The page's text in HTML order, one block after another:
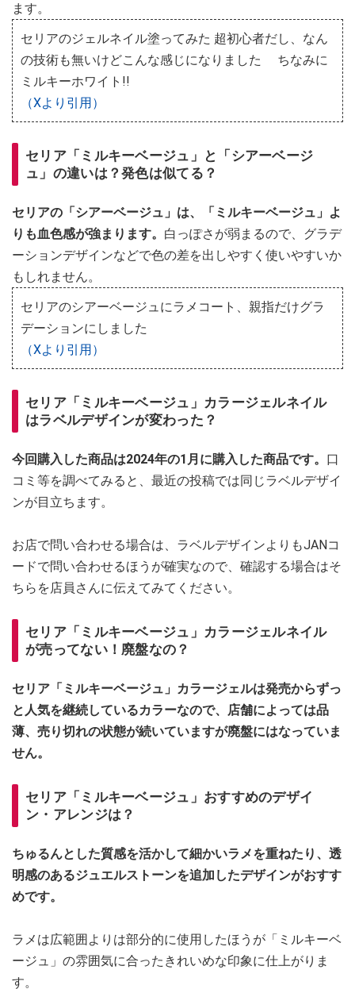
ます。
セリアのジェルネイル塗ってみた 超初心者だし、なん
の技術も無いけどこんな感じになりました ちなみに
ミルキーホワイト!!
（Xより引用）
セリア「ミルキーベージュ」と「シアーベージ
ュ」の違いは？発色は似てる？
セリアの「シアーベージュ」は、「ミルキーベージュ」よ
りも血色感が強まります。 白っぽさが弱まるので、グラデ
ーションデザインなどで色の差を出しやすく使いやすいか
もしれません。
セリアのシアーベージュにラメコート、親指だけグラ
デーションにしました
（Xより引用）
セリア「ミルキーベージュ」カラージェルネイル
はラベルデザインが変わった？
今回購入した商品は2024年の1月に購入した商品です。 口
コミ等を調べてみると、最近の投稿では同じラベルデザイ
ンが目立ちます。
お店で問い合わせる場合は、ラベルデザインよりもJANコ
ードで問い合わせるほうが確実なので、確認する場合はそ
ちらを店員さんに伝えてみてください。
セリア「ミルキーベージュ」カラージェルネイル
が売ってない！廃盤なの？
セリア「ミルキーベージュ」カラージェルは発売からずっ
と人気を継続しているカラーなので、店舗によっては品
薄、売り切れの状態が続いていますが廃盤にはなっていま
せん。
セリア「ミルキーベージュ」おすすめのデザイ
ン・アレンジは？
ちゅるんとした質感を活かして細かいラメを重ねたり、透
明感のあるジュエルストーンを追加したデザインがおすす
めです。
ラメは広範囲よりは部分的に使用したほうが「ミルキーベ
ージュ」の雰囲気に合ったきれいめな印象に仕上がりま
す。